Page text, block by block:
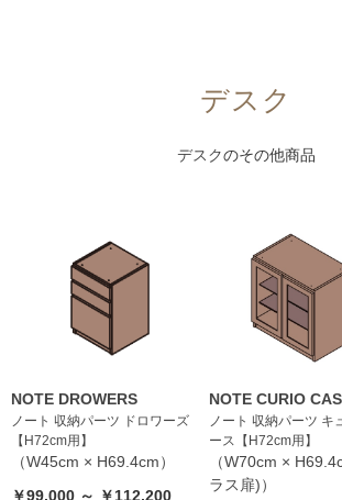
デスク
デスクのその他商品
NOTE DROWERS
ノート 収納パーツ ドロワーズ
【H72cm用】
（W45cm × H69.4cm）
￥99,000 ～ ￥112,200
NOTE CURIO
ノート 収納パーツ キ
ース【H72cm用】
（W70cm ×
ラス扉)）